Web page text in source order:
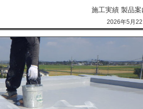
施工実績 製品案
2026年5月